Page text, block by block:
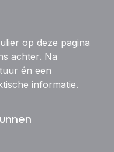
op deze pagina
achter. Na
én een
informatie.